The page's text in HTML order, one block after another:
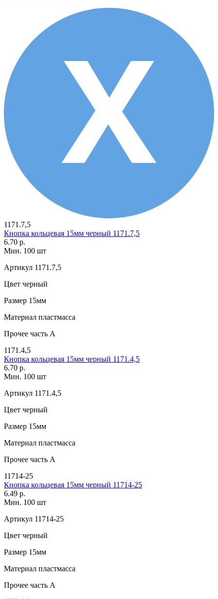
1171.7,5
Кнопка кольцевая 15мм черный 1171.7,5
6.70 р.
Мин. 100 шт
Артикул 1171.7,5
Цвет черный
Размер 15мм
Материал пластмасса
Прочее часть A
1171.4,5
Кнопка кольцевая 15мм черный 1171.4,5
6.70 р.
Мин. 100 шт
Артикул 1171.4,5
Цвет черный
Размер 15мм
Материал пластмасса
Прочее часть A
11714-25
Кнопка кольцевая 15мм черный 11714-25
6.49 р.
Мин. 100 шт
Артикул 11714-25
Цвет черный
Размер 15мм
Материал пластмасса
Прочее часть A